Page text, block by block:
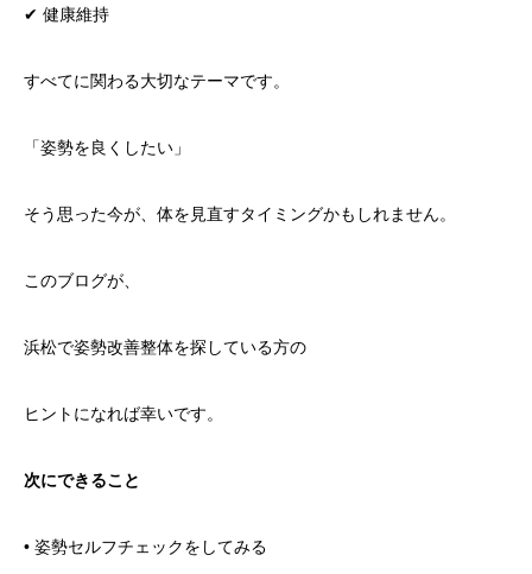
✔ 健康維持
すべてに関わる大切なテーマです。
「姿勢を良くしたい」
そう思った今が、体を見直すタイミングかもしれません。
このブログが、
浜松で姿勢改善整体を探している方の
ヒントになれば幸いです。
次にできること
• 姿勢セルフチェックをしてみる